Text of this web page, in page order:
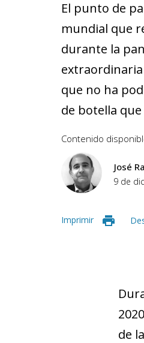
El punto de
mundial que
durante la
que no ha
de botella
Contenido
José
9 de
Imprimir
de